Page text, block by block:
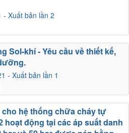
- Xuất bản lần 2
- Xuất bản lần 1
Sol-khí - Yêu cầu về thiết kế,
hệ thống chữa cháy tự
hoạt động tại các áp suất danh